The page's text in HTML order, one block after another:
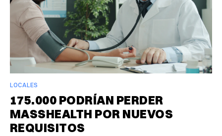
LOCALES
175.000 PODRÍAN PERDER
MASSHEALTH POR NUEVOS
REQUISITOS